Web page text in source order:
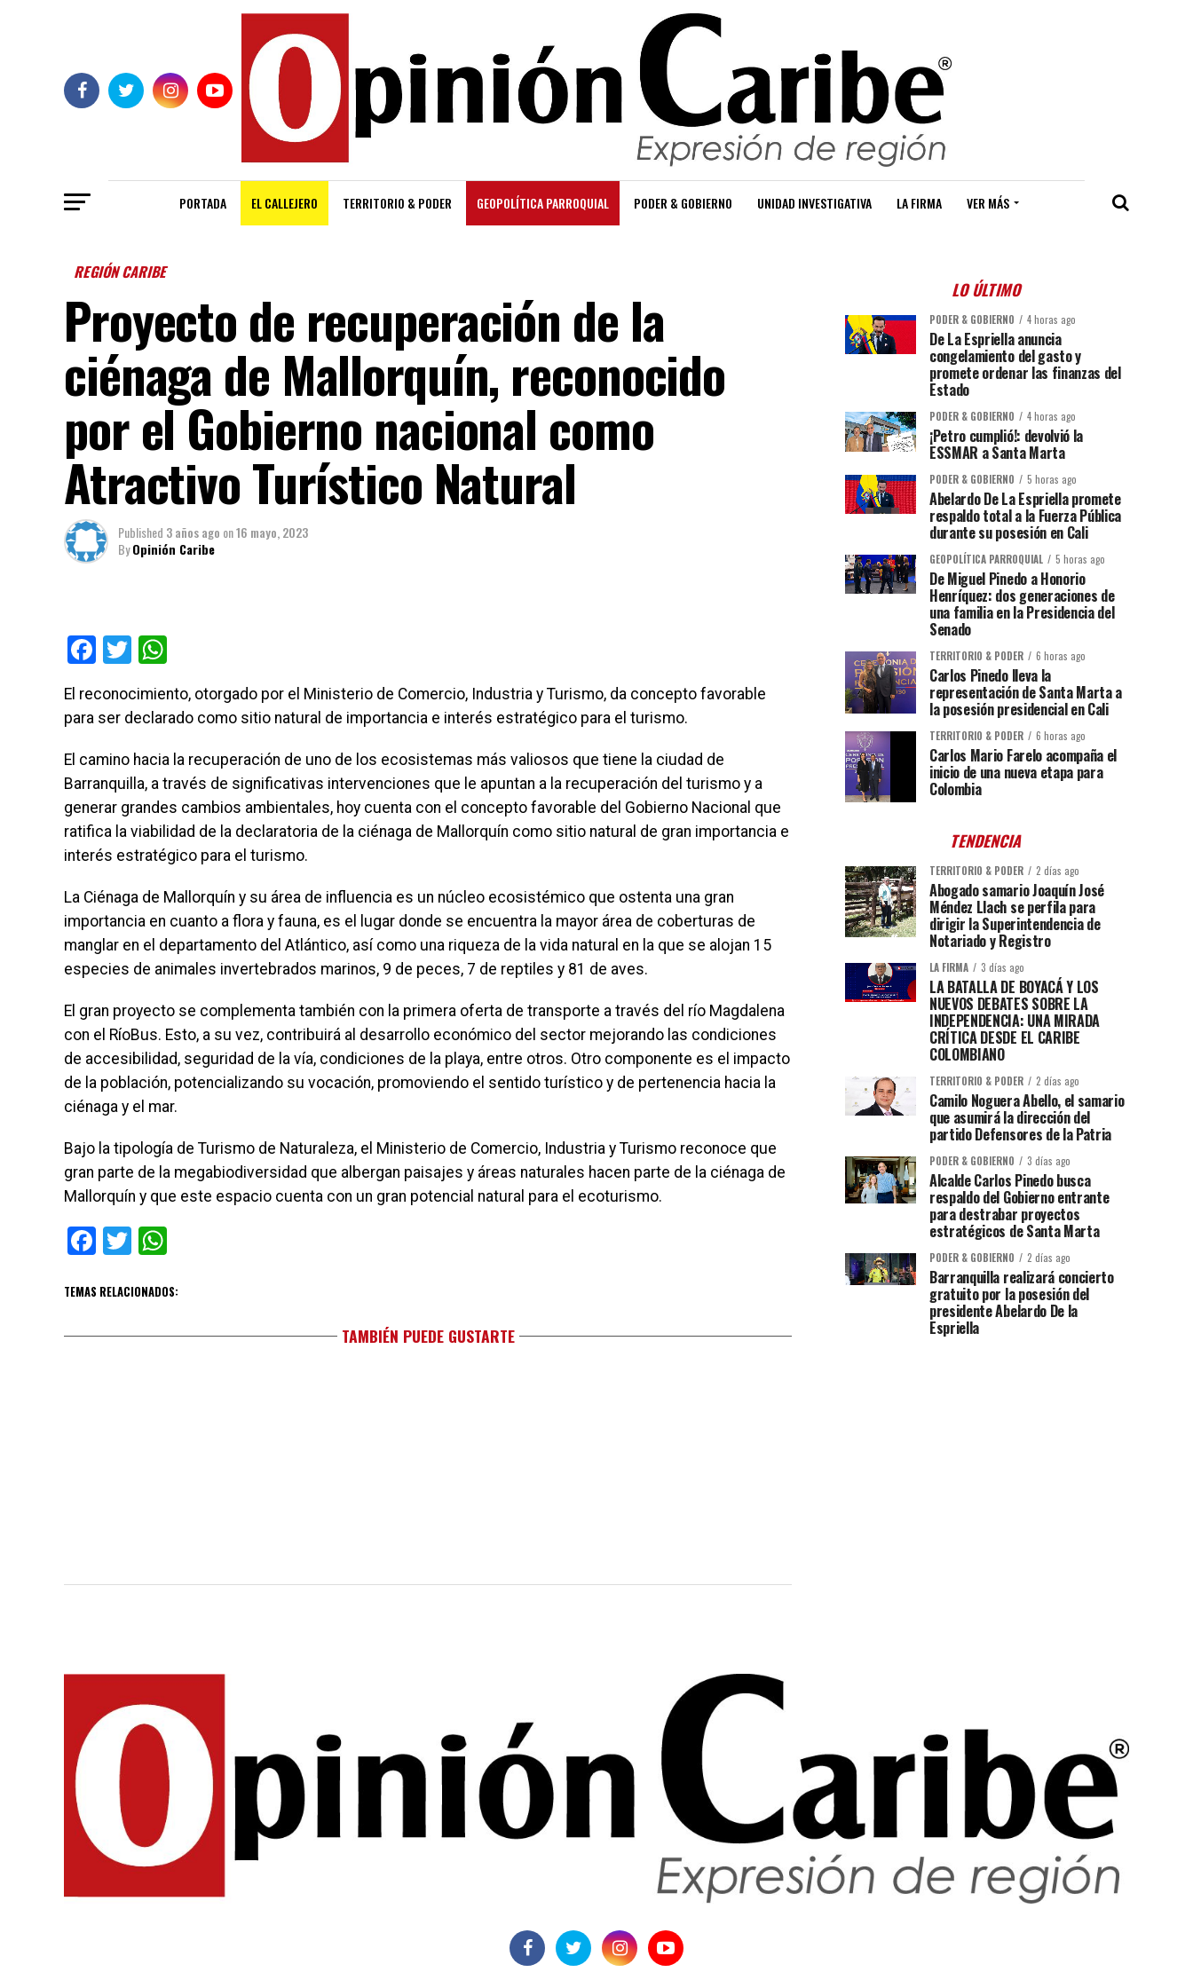
PORTADA EL CALLEJERO TERRITORIO & PODER GEOPOLÍTICA PARROQUIAL PODER & GOBIERNO UNIDAD INVESTIGATIVA LA FIRMA VER MÁS
REGIÓN CARIBE
Proyecto de recuperación de la
ciénaga de Mallorquín, reconocido
por el Gobierno nacional como
Atractivo Turístico Natural
Published 3 años ago on16 mayo, 2023
ByOpinión Caribe
Facebook
Twitter
El reconocimiento, otorgado por el Ministerio de Comercio, Industria y Turismo, da concepto favorable
para ser declarado como sitio natural de importancia e interés estratégico para el turismo.
El camino hacia la recuperación de uno de los ecosistemas más valiosos que tiene la ciudad de
Barranquilla, a través de significativas intervenciones que le apuntan a la recuperación del turismo y a
generar grandes cambios ambientales, hoy cuenta con el concepto favorable del Gobierno Nacional que
ratifica la viabilidad de la declaratoria de la ciénaga de Mallorquín como sitio natural de gran importancia e
interés estratégico para el turismo.
La Ciénaga de Mallorquín y su área de influencia es un núcleo ecosistémico que ostenta una gran
importancia en cuanto a flora y fauna, es el lugar donde se encuentra la mayor área de coberturas de
manglar en el departamento del Atlántico, así como una riqueza de la vida natural en la que se alojan 15
especies de animales invertebrados marinos, 9 de peces, 7 de reptiles y 81 de aves.
El gran proyecto se complementa también con la primera oferta de transporte a través del río Magdalena
con el RíoBus. Esto, a su vez, contribuirá al desarrollo económico del sector mejorando las condiciones
de accesibilidad, seguridad de la vía, condiciones de la playa, entre otros. Otro componente es el impacto
de la población, potencializando su vocación, promoviendo el sentido turístico y de pertenencia hacia la
ciénaga y el mar.
Bajo la tipología de Turismo de Naturaleza, el Ministerio de Comercio, Industria y Turismo reconoce que
gran parte de la megabiodiversidad que albergan paisajes y áreas naturales hacen parte de la ciénaga de
Mallorquín y que este espacio cuenta con un gran potencial natural para el ecoturismo.
Facebook
Twitter
TEMAS RELACIONADOS:
TAMBIÉN PUEDE GUSTARTE
LO ÚLTIMO
PODER & GOBIERNO 4 horas ago
De La Espriella anuncia
congelamiento del gasto y
promete ordenar las finanzas del
Estado
PODER & GOBIERNO 4 horas ago
¡Petro cumplió!: devolvió la
ESSMAR a Santa Marta
PODER & GOBIERNO 5 horas ago
Abelardo De La Espriella promete
respaldo total a la Fuerza Pública
durante su posesión en Cali
GEOPOLÍTICA PARROQUIAL 5 horas ago
De Miguel Pinedo a Honorio
Henríquez: dos generaciones de
una familia en la Presidencia del
Senado
TERRITORIO & PODER 6 horas ago
Carlos Pinedo lleva la
representación de Santa Marta a
la posesión presidencial en Cali
TERRITORIO & PODER 6 horas ago
Carlos Mario Farelo acompaña el
inicio de una nueva etapa para
Colombia
TENDENCIA
TERRITORIO & PODER 2 días ago
Abogado samario Joaquín José
Méndez Llach se perfila para
dirigir la Superintendencia de
Notariado y Registro
LA FIRMA 3 días ago
LA BATALLA DE BOYACÁ Y LOS
NUEVOS DEBATES SOBRE LA
INDEPENDENCIA: UNA MIRADA
CRÍTICA DESDE EL CARIBE
COLOMBIANO
TERRITORIO & PODER 2 días ago
Camilo Noguera Abello, el samario
que asumirá la dirección del
partido Defensores de la Patria
PODER & GOBIERNO 3 días ago
Alcalde Carlos Pinedo busca
respaldo del Gobierno entrante
para destrabar proyectos
estratégicos de Santa Marta
PODER & GOBIERNO 2 días ago
Barranquilla realizará concierto
gratuito por la posesión del
presidente Abelardo De la
Espriella